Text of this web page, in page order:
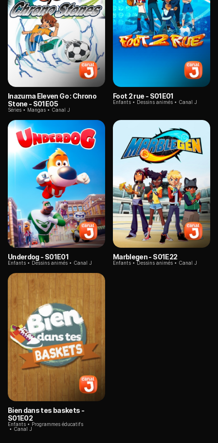
Inazuma Eleven Go : Chrono
Stone- S01E05
Séries Mangas Canal J
Foot 2 rue - S01E01
Enfants Dessins animés Canal J
Underdog- S01E01
Enfants Dessins animés Canal J
Marblegen- S01E22
Enfants Dessins animés Canal J
Bien dans tes baskets -
S01E02
Enfants
Programmes éducatifs
Canal J